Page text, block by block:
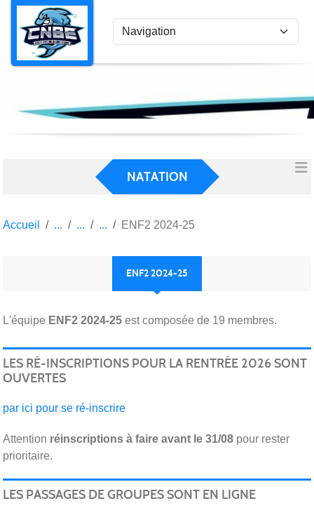
NATATION
Accueil ENF2 2024-25
ENF2 2024-25
L'équipe ENF2 2024-25 est composée de 19 membres.
LES RÉ-INSCRIPTIONS POUR LA RENTRÉE 2026 SONT
OUVERTES
par ici pour se ré-inscrire
Attention réinscriptions à faire avant le 31/08 pour rester
prioritaire.
LES PASSAGES DE GROUPES SONT EN LIGNE
Panneau de gestion des cookies